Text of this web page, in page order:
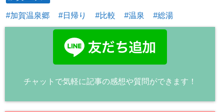
加賀温泉郷 日帰り 比較 温泉 総湯
チャットで気軽に記事の感想や質問ができます！